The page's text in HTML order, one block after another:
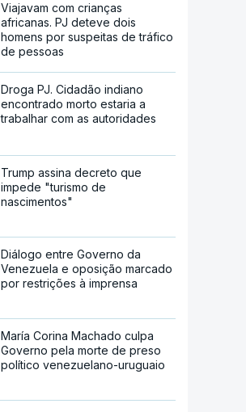
Viajavam com crianças
africanas. PJ deteve dois
homens por suspeitas de tráfico
de pessoas
Droga PJ. Cidadão indiano
encontrado morto estaria a
trabalhar com as autoridades
Trump assina decreto que
impede "turismo de
nascimentos"
Diálogo entre Governo da
Venezuela e oposição marcado
por restrições à imprensa
María Corina Machado culpa
Governo pela morte de preso
político venezuelano-uruguaio